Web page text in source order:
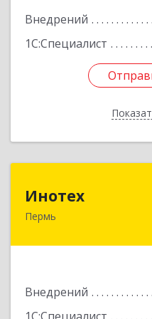
Внедрений
1С:Специалист
Инотех
Пермь
Внедрений
614107, Пермский